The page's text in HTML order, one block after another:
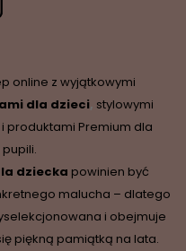
online z wyjątkowymi
dla dzieci, stylowymi
produktami Premium dla
dziecka powinien być
malucha – dlatego
i obejmuje
piękną pamiątką na lata.